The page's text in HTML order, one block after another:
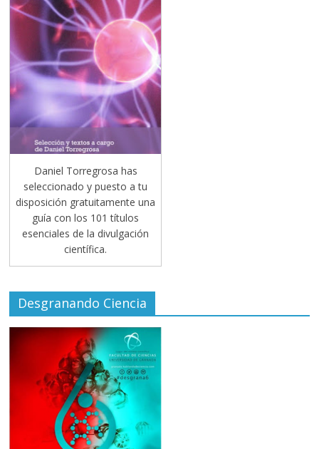
Daniel Torregrosa has
seleccionado y puesto a tu
disposición gratuitamente una
guía con los 101 títulos
esenciales de la divulgación
científica.
Desgranando Ciencia